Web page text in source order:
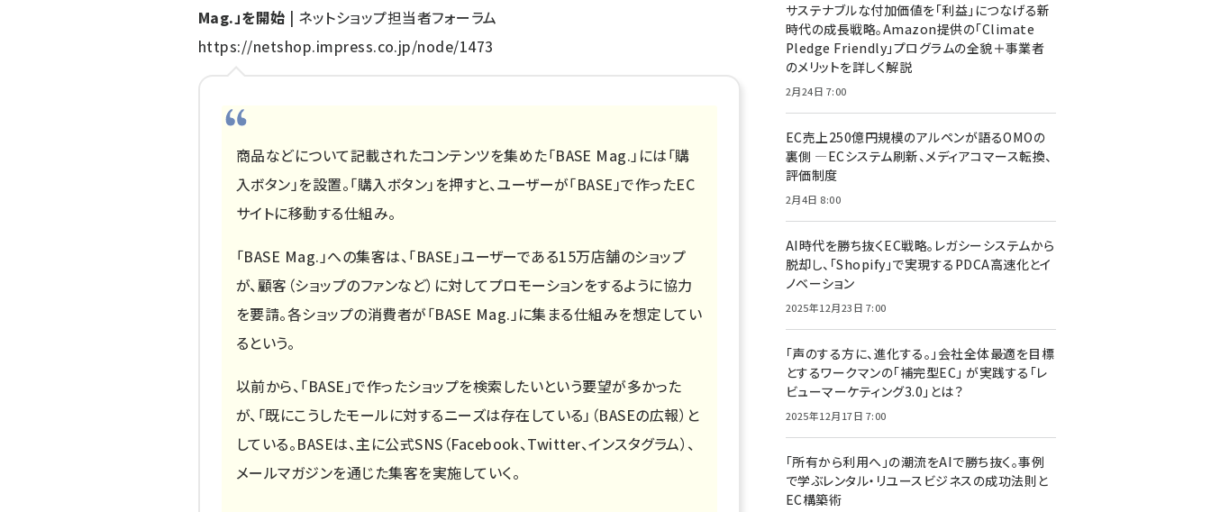
Mag.」を開始 | ネットショップ担当者フォーラム
https://netshop.impress.co.jp/node/1473
商品などについて記載されたコンテンツを集めた「BASE Mag.」には「購
入ボタン」を設置。「購入ボタン」を押すと、ユーザーが「BASE」で作ったEC
サイトに移動する仕組み。
「BASE Mag.」への集客は、「BASE」ユーザーである15万店舗のショップ
が、顧客（ショップのファンなど）に対してプロモーションをするように協力
を要請。各ショップの消費者が「BASE Mag.」に集まる仕組みを想定してい
るという。
以前から、「BASE」で作ったショップを検索したいという要望が多かった
が、「既にこうしたモールに対するニーズは存在している」（BASEの広報）と
している。BASEは、主に公式SNS（Facebook、Twitter、インスタグラム）、
メールマガジンを通じた集客を実施していく。
サステナブルな付加価値を「利益」につなげる新
時代の成長戦略。Amazon提供の「Climate
Pledge Friendly」プログラムの全貌＋事業者
のメリットを詳しく解説
2月24日 7:00
EC売上250億円規模のアルペンが語るOMOの
裏側 ―ECシステム刷新、メディアコマース転換、
評価制度
2月4日 8:00
AI時代を勝ち抜くEC戦略。レガシーシステムから
脱却し、「Shopify」で実現するPDCA高速化とイ
ノベーション
2025年12月23日 7:00
「声のする方に、進化する。」会社全体最適を目標
とするワークマンの「補完型EC」 が実践する「レ
ビューマーケティング3.0」とは？
2025年12月17日 7:00
「所有から利用へ」の潮流をAIで勝ち抜く。事例
で学ぶレンタル・リユースビジネスの成功法則と
EC構築術